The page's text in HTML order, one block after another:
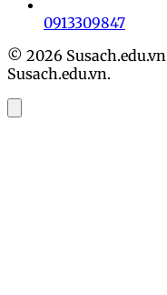
0913309847
© 2026
Susach.edu.vn.